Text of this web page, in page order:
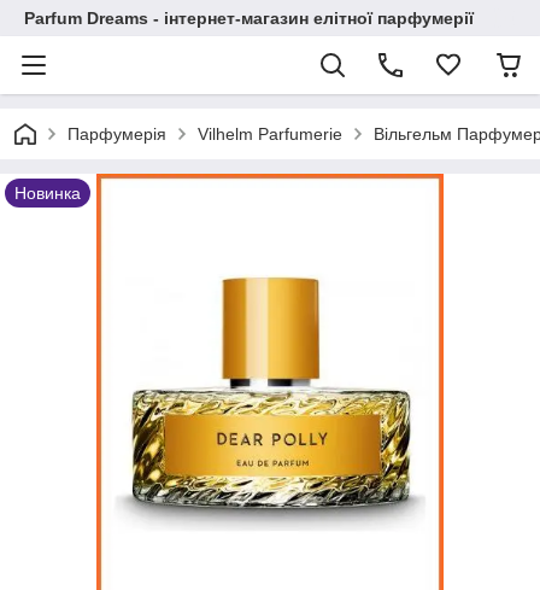
Parfum Dreams - інтернет-магазин елітної парфумерії
Парфумерія Vilhelm Parfumerie Вільгельм
Новинка